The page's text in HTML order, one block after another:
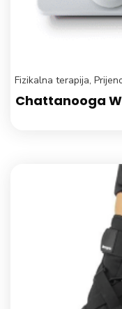
Fizikalna terapija,
Chattanooga